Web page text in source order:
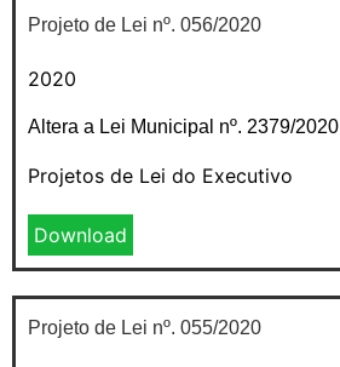
Projeto de Lei nº. 056/2020
2020
Altera a Lei Municipal nº. 2379/2020
Projetos de Lei do Executivo
Download
Projeto de Lei nº. 055/2020